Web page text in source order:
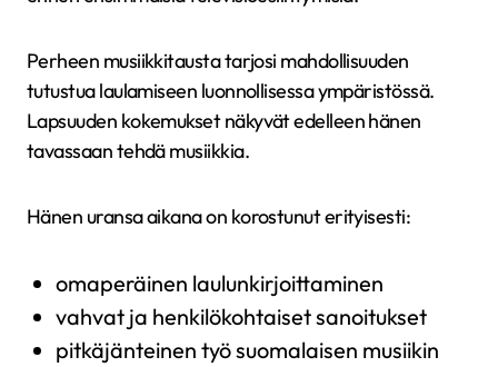
Perheen musiikkitausta tarjosi mahdollisuuden
tutustua laulamiseen luonnollisessa ympäristössä.
Lapsuuden kokemukset näkyvät edelleen hänen
tavassaan tehdä musiikkia.
Hänen uransa aikana on korostunut erityisesti:
omaperäinen laulunkirjoittaminen
vahvat ja henkilökohtaiset sanoitukset
pitkäjänteinen työ suomalaisen musiikin